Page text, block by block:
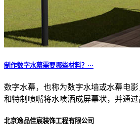
制作数字水幕需要哪些材料？···
数字水幕，也称为数字水墙或水幕电
和特制喷嘴将水喷洒成屏幕状，并通过
北京逸品佳宸装饰工程有限公司